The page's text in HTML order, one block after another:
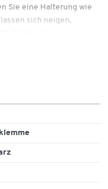
Sie eine Halterung wie
sich neigen,
Sinne einer
Griff versehen.
lässt sich auch die
erfolgt versteckt,
ist die 2-fach-Monitor-
natürlich nicht nur im